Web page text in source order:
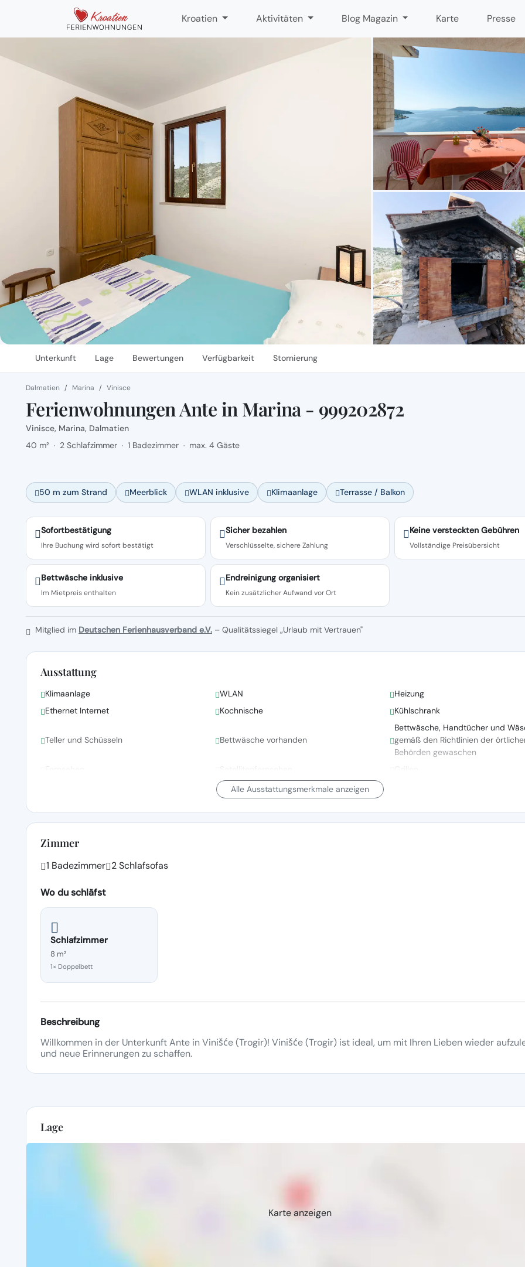
Kroatien Aktivitäten Blog Magazin Karte Presse
Unterkunft Lage Bewertungen Verfügbarkeit Stornierung
Dalmatien Marina Vinisce
Ferienwohnungen Ante in Marina - 999202872
Vinisce, Marina, Dalmatien
40 m² · 2 Schlafzimmer · 1 Badezimmer · max. 4 Gäste
50 m zum Strand Meerblick WLAN inklusive Klimaanlage Terrasse / Balkon
Sofortbestätigung
Ihre Buchung wird sofort bestätigt
Sicher bezahlen
Verschlüsselte, sichere Zahlung
Keine versteckten Gebühren
Vollständige Preisübersicht
Bettwäsche inklusive
Im Mietpreis enthalten
Endreinigung organisiert
Kein zusätzlicher Aufwand vor Ort
Mitglied im Deutschen Ferienhausverband e.V. – Qualitätssiegel „Urlaub mit Vertrauen"
Ausstattung
Klimaanlage WLAN
Heizung
Ethernet Internet
Kochnische Kühlschrank
Teller und Schüsseln Bettwäsche vorhanden
Bettwäsche, Handtücher und
gemäß den Richtlinien der
Behörden gewaschen
Alle Ausstattungsmerkmale anzeigen
Zimmer
1 Badezimmer 2 Schlafsofas
Wo du schläfst
Schlafzimmer
8 m²
1× Doppelbett
Beschreibung
Willkommen in der Unterkunft Ante in Vinišće (Trogir)! Vinišće (Trogir) ist ideal, um mit Ihren Lieben wieder
und neue Erinnerungen zu schaffen.
Lage
Karte anzeigen